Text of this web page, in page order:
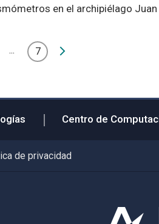
en el archipiélago Juan
... 7
Centro de
de privacidad